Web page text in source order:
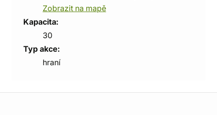
Zobrazit na mapě
Kapacita:
30
Typ akce:
hraní